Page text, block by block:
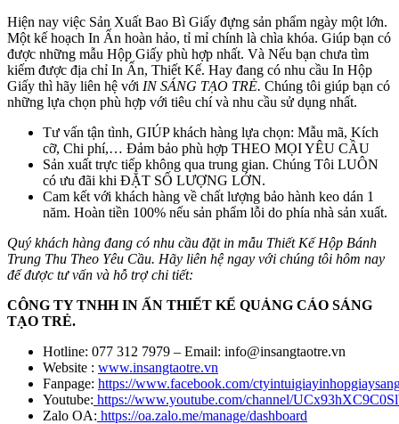
Hiện nay việc Sản Xuất Bao Bì Giấy đựng sản phẩm ngày một lớn.
Một kế hoạch In Ấn hoàn hảo, tỉ mỉ chính là chìa khóa. Giúp bạn có
được những mẫu Hộp Giấy phù hợp nhất. Và Nếu bạn chưa tìm
kiếm được địa chỉ In Ấn, Thiết Kế. Hay đang có nhu cầu In Hộp
Giấy thì hãy liên hệ với IN SÁNG TẠO TRẺ. Chúng tôi giúp bạn có
những lựa chọn phù hợp với tiêu chí và nhu cầu sử dụng nhất.
Tư vấn tận tình, GIÚP khách hàng lựa chọn: Mẫu mã, Kích
cỡ, Chi phí,… Đảm bảo phù hợp THEO MỌI YÊU CẦU
Sản xuất trực tiếp không qua trung gian. Chúng Tôi LUÔN
có ưu đãi khi ĐẶT SỐ LƯỢNG LỚN.
Cam kết với khách hàng về chất lượng bảo hành keo dán 1
năm. Hoàn tiền 100% nếu sản phẩm lỗi do phía nhà sản xuất.
Quý khách hàng đang có nhu cầu đặt in mẫu Thiết Kế Hộp Bánh
Trung Thu Theo Yêu Cầu. Hãy liên hệ ngay với chúng tôi hôm nay
để được tư vấn và hỗ trợ chi tiết:
CÔNG TY TNHH IN ẤN THIẾT KẾ QUẢNG CÁO SÁNG
TẠO TRẺ.
Hotline: 077 312 7979 – Email: info@insangtaotre.vn
Website : www.insangtaotre.vn
Fanpage: https://www.facebook.com/
Youtube: https://www.youtube.com/channel/
Zalo OA: https://oa.zalo.me/manage/dashboard